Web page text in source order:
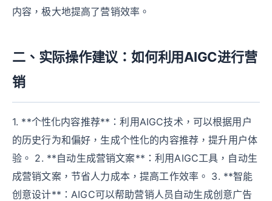
内容，极大地提高了营销效率。
二、实际操作建议：如何利用AIGC进行营
销
1. **个性化内容推荐**：利用AIGC技术，可以根据用户
的历史行为和偏好，生成个性化的内容推荐，提升用户体
验。 2. **自动生成营销文案**：利用AIGC工具，自动生
成营销文案，节省人力成本，提高工作效率。 3. **智能
创意设计**：AIGC可以帮助营销人员自动生成创意广告